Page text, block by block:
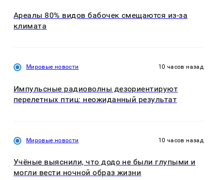
Ареалы 80% видов бабочек смещаются из-за
климата
Мировые новости 10 часов назад
Импульсные радиоволны дезориентируют
перелетных птиц: неожиданный результат
Мировые новости 10 часов назад
Учёные выяснили, что додо не были глупыми и
могли вести ночной образ жизни